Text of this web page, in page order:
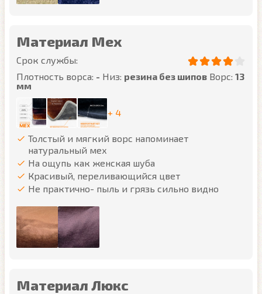
Материал Мех
Срок службы:
Плотность ворса: - Низ: резина без шипов Ворс: 13
мм
+ 4
Толстый и мягкий ворс напоминает
натуральный мех
На ощупь как женская шуба
Красивый, переливающийся цвет
Не практично- пыль и грязь сильно видно
Материал Люкс